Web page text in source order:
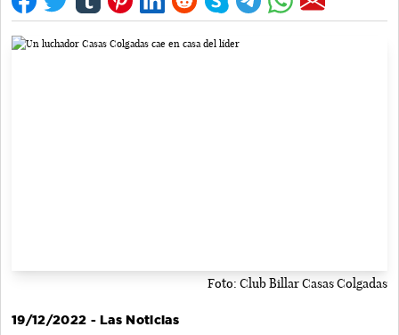
Foto: Club Billar Casas Colgadas
19/12/2022 - Las Noticias